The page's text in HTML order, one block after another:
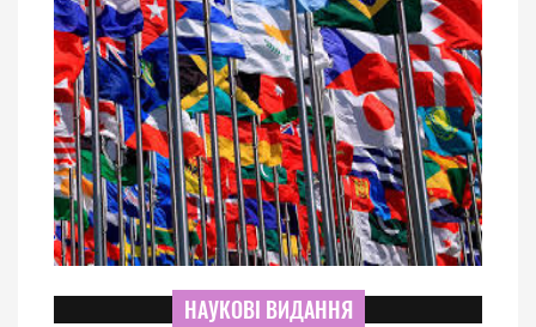
НАУКОВІ ВИДАННЯ